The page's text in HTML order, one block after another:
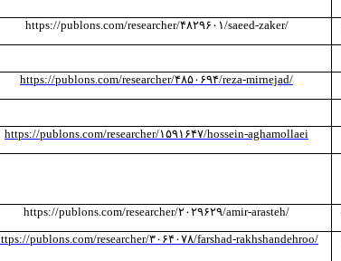
https://publons.com/researcher/۴۸۲۹۶۰۱/saeed-zaker/
https://publons.com/researcher/۴۸۵۰۶۹۴/reza-mirnejad/
https://publons.com/researcher/۱۵۹۱۶۴۷/hossein-aghamollaei
https://publons.com/researcher/۲۰۲۹۶۲۹/amir-arasteh/
publons.com/researcher/۳۰۶۴۰۷۸/farshad-rakhshandehroo/